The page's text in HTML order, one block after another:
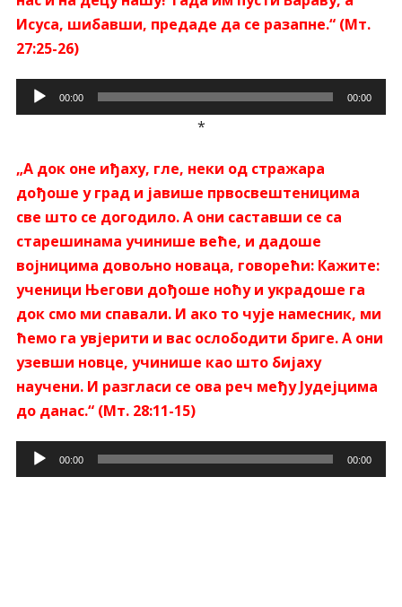
Исуса, шибавши, предаде да се разапне.“ (Мт.
27:25-26)
Прегледач
звучних
00:00 00:00
*
„А док оне иђаху, гле, неки од стражара
дођоше у град и јавише првосвештеницима
све што се догодило. А они саставши се са
старешинама учинише веће, и дадоше
војницима довољно новаца, говорећи: Кажите:
ученици Његови дођоше ноћу и украдоше га
док смо ми спавали. И ако то чује намесник, ми
ћемо га увјерити и вас ослободити бриге. А они
узевши новце, учинише као што бијаху
научени. И разгласи се ова реч међу Јудејцима
до данас.“ (Мт. 28:11-15)
Прегледач
звучних
00:00 00:00